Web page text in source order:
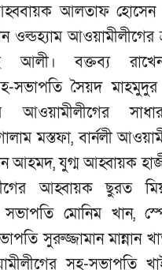
আলতাফ হোসেন
ওল্ডহ্যাম আওয়ামীলীগের
আলী। বক্তব্য রাখেন
সভাপতি সৈয়দ
আওয়ামীলীগের
মস্তফা, বার্নলী
আহমদ, যুগ্ম আহ্বায়ক
আহ্বায়ক ছুরত
মোনিম খান,
সুরুজ্জামান মান্নান
সহ-সভাপতি